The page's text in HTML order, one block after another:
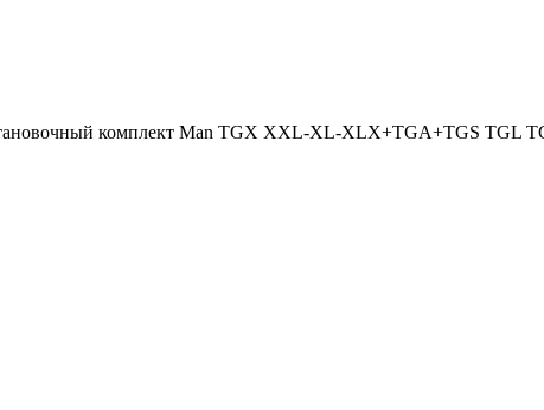
комплект Man TGX XXL-XL-XLX+TGA+TGS TGL